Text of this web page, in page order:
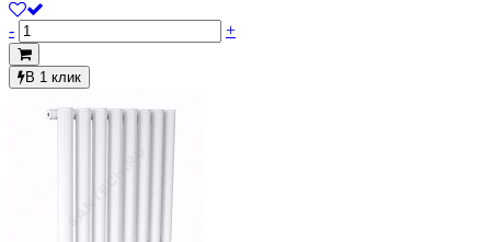
- +
В 1 клик